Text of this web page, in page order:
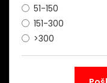
51-150
151-300
>300